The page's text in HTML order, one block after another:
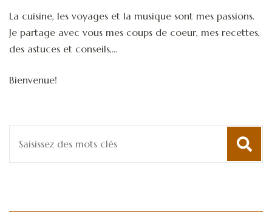
La cuisine, les voyages et la musique sont mes passions.
Je partage avec vous mes coups de coeur, mes recettes,
des astuces et conseils,...
Bienvenue!
pour
: